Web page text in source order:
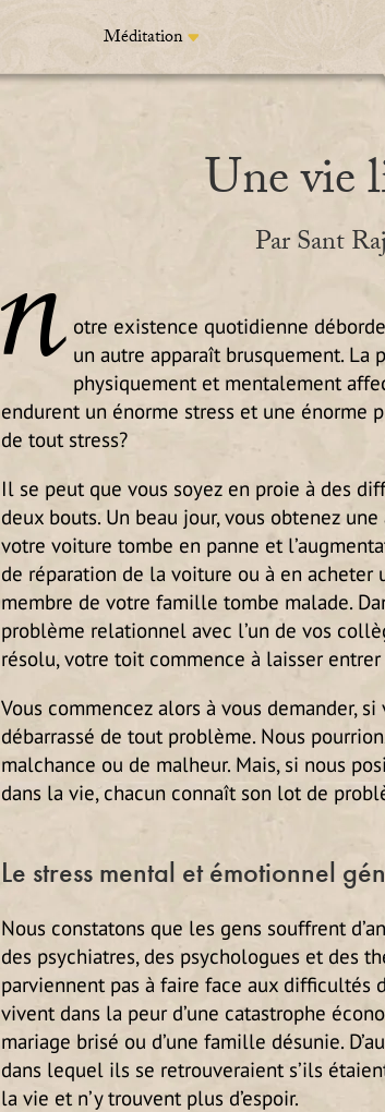
Méditation
Une vie
Par Sant
N otre existence quotidienne
un autre apparaît brusquement.
physiquement et mentalement
endurent un énorme stress et une énorme
de tout stress?
Il se peut que vous soyez en proie à des
deux bouts. Un beau jour, vous obtenez
votre voiture tombe en panne et
de réparation de la voiture ou à en acheter
membre de votre famille tombe malade.
problème relationnel avec l’un de vos
résolu, votre toit commence à laisser
Vous commencez alors à vous demander,
débarrassé de tout problème. Nous
malchance ou de malheur. Mais, si nous
dans la vie, chacun connaît son lot de
Le stress mental et émotionnel
Nous constatons que les gens souffrent
des psychiatres, des psychologues et des
parviennent pas à faire face aux difficultés
vivent dans la peur d’une catastrophe
mariage brisé ou d’une famille désunie.
dans lequel ils se retrouveraient s’ils
la vie et n’y trouvent plus d’espoir.